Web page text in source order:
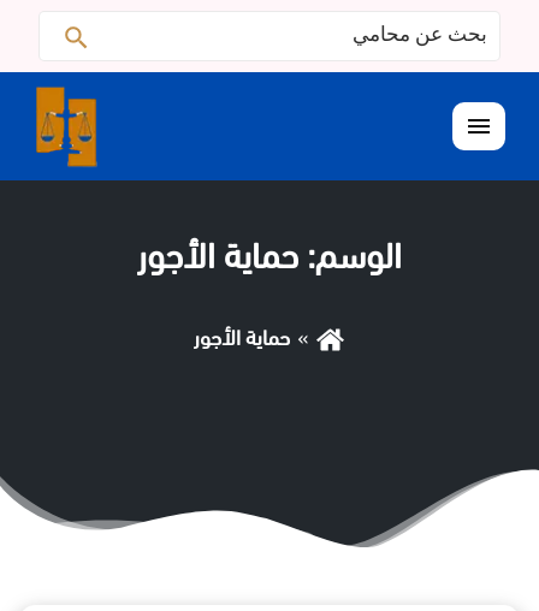
البحث
عن:
القائمة
الوسم: حماية الأجور
حماية الأجور